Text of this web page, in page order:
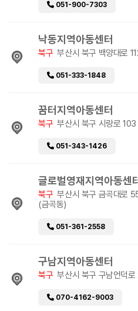
051-900-7303
낙동지역아동센터
북구 부산시 북구 백양대로
051-333-1848
꿈터지역아동센터
북구 부산시 북구 시랑로
051-343-1426
글로벌영재지역아동센
북구 부산시 북구 금곡대로
(금곡동)
051-361-2558
구남지역아동센터
북구 부산시 북구 구남언덕
070-4162-9003